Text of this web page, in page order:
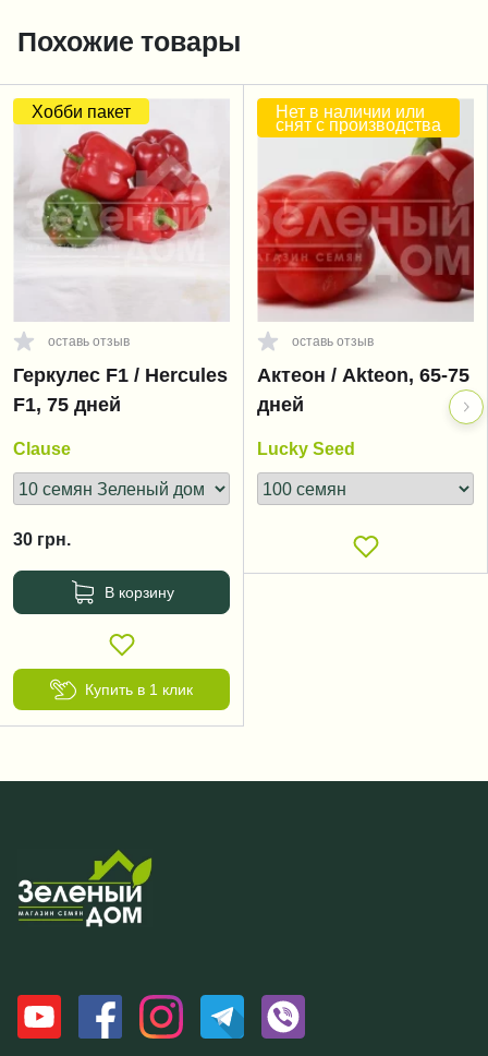
Похожие товары
Хобби пакет
оставь отзыв
Геркулес F1 / Hercules
F1, 75 дней
Clause
30 грн.
В корзину
Купить в 1 клик
Нет в наличии или
снят с производства
оставь отзыв
Актеон / Akteon, 65-75
дней
Lucky Seed